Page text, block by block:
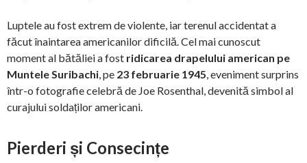
Luptele au fost extrem de violente, iar terenul accidentat a
făcut înaintarea americanilor dificilă. Cel mai cunoscut
moment al bătăliei a fost ridicarea drapelului american pe
Muntele Suribachi, pe 23 februarie 1945, eveniment surprins
într-o fotografie celebră de Joe Rosenthal, devenită simbol al
curajului soldaților americani.
Pierderi și Consecințe